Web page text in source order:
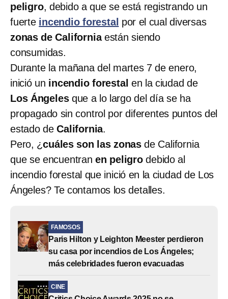
peligro, debido a que se está registrando un
fuerte incendio forestal por el cual diversas
zonas de Californiaestán siendo
consumidas.
Durante la mañana del martes 7 de enero,
inició un incendio forestal en la ciudad de
Los Ángelesque a lo largo del día se ha
propagado sin control por diferentes puntos del
estado deCalifornia.
Pero, ¿cuáles son las zonas de California
que se encuentranen peligrodebido al
incendio forestal que inició en la ciudad de Los
Ángeles? Te contamos los detalles.
FAMOSOS
Paris Hilton y Leighton Meester perdieron
su casa por incendios de Los Ángeles;
más celebridades fueron evacuadas
CINE